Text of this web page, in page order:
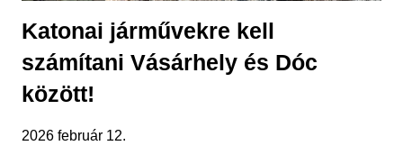
Katonai járművekre kell
számítani Vásárhely és Dóc
között!
2026 február 12.